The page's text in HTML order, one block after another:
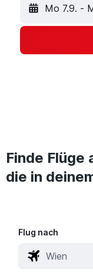
Mo 7.9. -
Finde Flüge
die in
Flug nach